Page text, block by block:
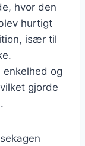
hvor den
hurtigt
især til
og
gjorde